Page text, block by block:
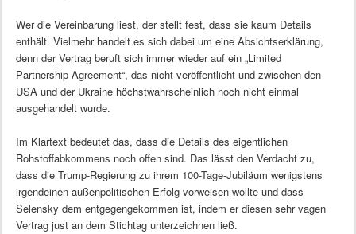
Wer die Vereinbarung liest, der stellt fest, dass sie kaum Details
enthält. Vielmehr handelt es sich dabei um eine Absichtserklärung,
denn der Vertrag beruft sich immer wieder auf ein „Limited
Partnership Agreement“, das nicht veröffentlicht und zwischen den
USA und der Ukraine höchstwahrscheinlich noch nicht einmal
ausgehandelt wurde.
Im Klartext bedeutet das, dass die Details des eigentlichen
Rohstoffabkommens noch offen sind. Das lässt den Verdacht zu,
dass die Trump-Regierung zu ihrem 100-Tage-Jubiläum wenigstens
irgendeinen außenpolitischen Erfolg vorweisen wollte und dass
Selensky dem entgegengekommen ist, indem er diesen sehr vagen
Vertrag just an dem Stichtag unterzeichnen ließ.